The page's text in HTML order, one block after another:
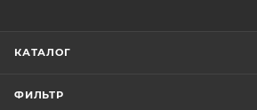
КАТАЛОГ
ФИЛЬТР